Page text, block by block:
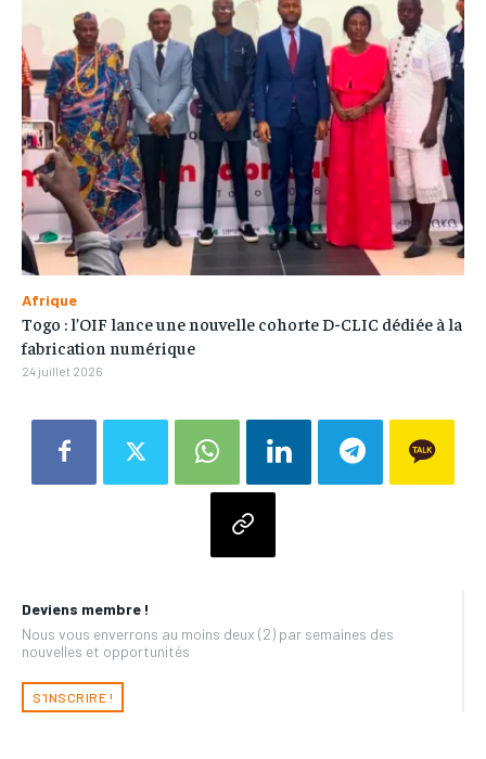
Deviens membre !
Nous vous enverrons au moins deux (2) par semaines des
nouvelles et opportunités
S'INSCRIRE !
Afrique
Togo : l’OIF lance une nouvelle cohorte D-CLIC dédiée à la
fabrication numérique
24 juillet 2026